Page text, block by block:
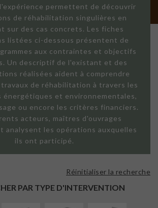
permettent de découvrir
de réhabilitation singulières en
sur des cas concrets. Les fiches
listées ci-dessous présentent de
aux contraintes et objectifs
Un descriptif de l'existant et des
réalisées aident à comprendre
de réhabilitation à travers les
énergétiques et environnementales,
ou encore les critères financiers.
acteurs, maîtres d'ouvrages
analysent les opérations auxquelles
ils ont participé.
PAR TYPE D'INTERVENTION
Réinitialiser la recherche
FAÇADE SUR
LINÉAIRE